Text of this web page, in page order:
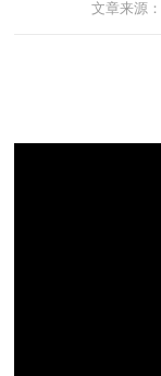
文章来源：